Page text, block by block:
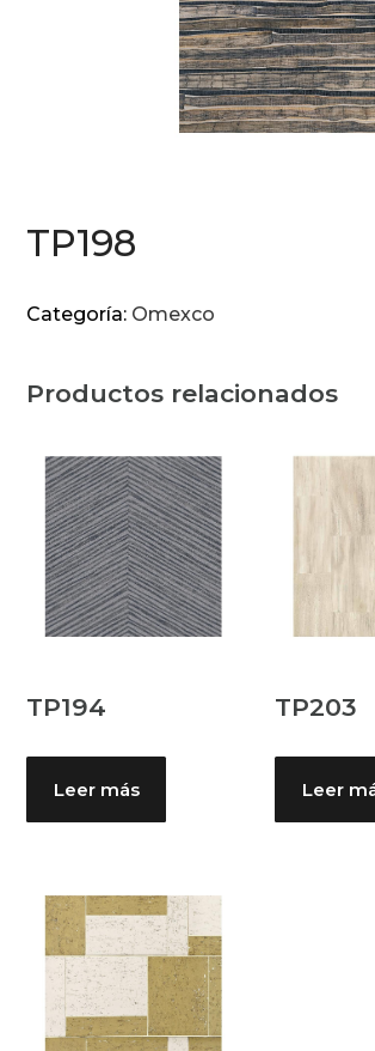
TP198
Categoría: Omexco
Productos relacionados
TP194
Leer más
TP203
Leer